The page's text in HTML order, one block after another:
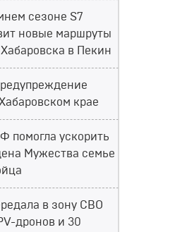
сезоне S7
новые маршруты
в Пекин
крае
помогла ускорить
Мужества семье
в зону СВО
дронов и 30